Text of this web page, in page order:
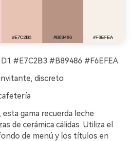
#E7C2B3 #B89486 #F6EFEA
discreto
gama recuerda leche
de cerámica cálidas. Utiliza el
de menú y los títulos en